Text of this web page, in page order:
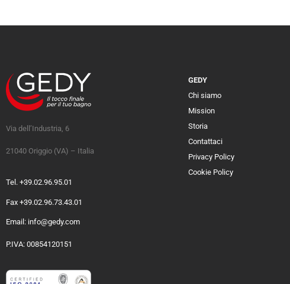
Via dell’Industria, 6
21040 Origgio (VA) – Italia
Tel. +39.02.96.95.01
Fax +39.02.96.73.43.01
Email: info@gedy.com
P.IVA: 00854120151
GEDY
Chi siamo
Mission
Storia
Contattaci
Privacy Policy
Cookie Policy